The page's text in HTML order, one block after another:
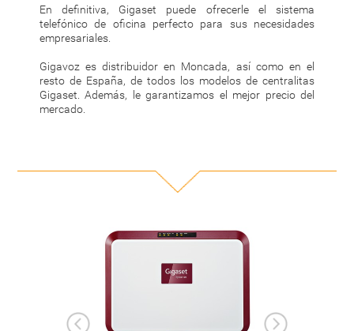
En definitiva, Gigaset puede ofrecerle el sistema
telefónico de oficina perfecto para sus necesidades
empresariales.
Gigavoz es distribuidor en Moncada, así como en el
resto de España, de todos los modelos de centralitas
Gigaset. Además, le garantizamos el mejor precio del
mercado.